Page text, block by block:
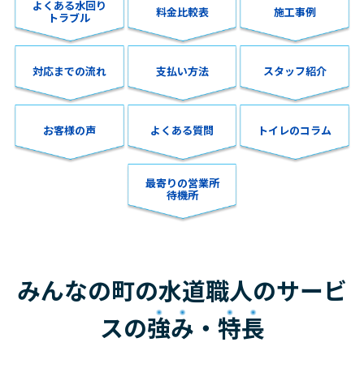
よくある水回り
トラブル 料金比較表 施工事例
対応までの流れ 支払い方法 スタッフ紹介
お客様の声 よくある質問 トイレのコラム
最寄りの営業所
待機所
みんなの町の水道職人のサービ
スの強み ・ 特長